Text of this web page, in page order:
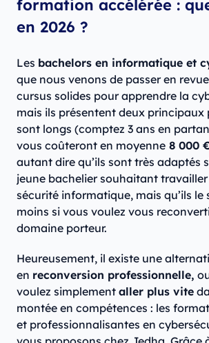
formation accélérée :
en 2026 ?
Les bachelors en informatique et
que nous venons de passer en
cursus solides pour apprendre la
mais ils présentent deux principaux
sont longs (comptez 3 ans en
vous coûteront en moyenne 8 000
autant dire qu’ils sont très adaptés
jeune bachelier souhaitant
sécurité informatique, mais qu’ils
moins si vous voulez vous
domaine porteur.
Heureusement, il existe une
en reconversion professionnelle,
voulez simplement aller plus vite
montée en compétences : les
et professionnalisantes en